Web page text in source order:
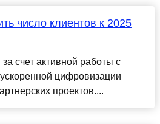
число клиентов к 2025
счет активной работы с
цифровизации
проектов....